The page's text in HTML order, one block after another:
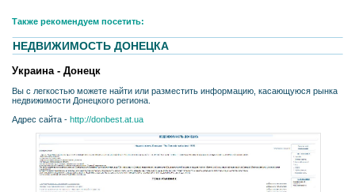
Также рекомендуем посетить:
НЕДВИЖИМОСТЬ ДОНЕЦКА
Украина - Донецк
Вы с легкостью можете найти или разместить информацию, касающуюся рынка
недвижимости Донецкого региона.
Адрес сайта - http://donbest.at.ua